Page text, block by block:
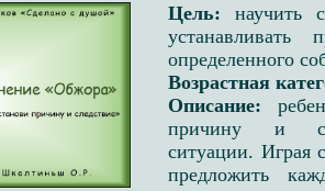
Цель:научить
устанавливать
определенного
Возрастная
Описание:
причину и
ситуации. Играя
предложить